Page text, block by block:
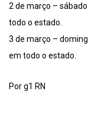
2 de março –
todo o estado.
3 de março –
em todo o estado.
Por g1 RN